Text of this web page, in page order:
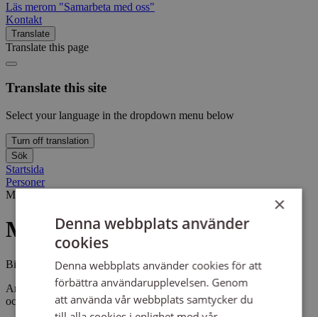
Läs merom "Samarbeta med oss"
Kontakt
Translate
Translate this page
Translate this site
Select your language in the dropdown menu below
Turn off translation
Sök
Startsida
Personer
Maja Sköld
Maja Sköld
Biträdande jurist
Arbetar med rättighetsfrågor på Diskrimineringsbyrån Gävleborg
och Rättighetscentrum Dalarna.
×
Denna webbplats använder
cookies
Denna webbplats använder cookies för att
förbättra användarupplevelsen. Genom
att använda vår webbplats samtycker du